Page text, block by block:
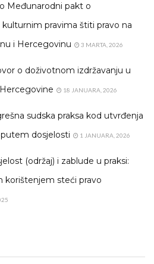
Međunarodni pakt o
pravima štiti pravo na
i Hercegovinu
3 MARTA, 2026
o doživotnom izdržavanju u
18 JANUARA, 2026
sudska praksa kod utvrđenja
dosjelosti
1 JANUARA, 2026
(održaj) i zablude u praksi:
korištenjem steći pravo